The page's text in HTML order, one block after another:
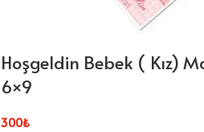
Hoşgeldin Bebek ( Kız)
6×9
300₺